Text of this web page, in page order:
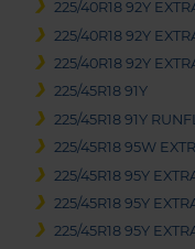
225/40R18 92Y
225/40R18 92Y
225/40R18 92Y
225/45R18 91Y
225/45R18 91Y
225/45R18 95W
225/45R18 95Y
225/45R18 95Y
225/45R18 95Y